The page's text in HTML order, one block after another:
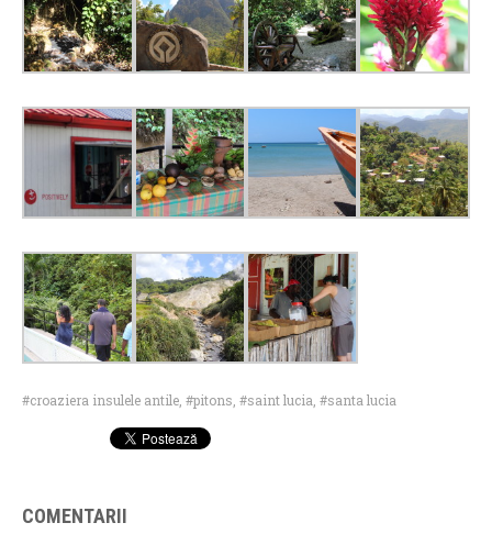
croaziera insulele antile, pitons, saint lucia, santa lucia
COMENTARII